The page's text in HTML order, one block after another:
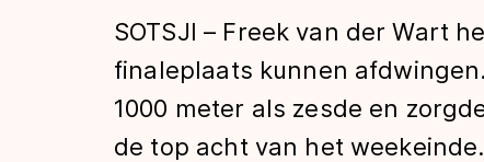
Tijden & historie
De weg op
SOTSJI – Freek van der Wart
finaleplaats kunnen
1000 meter als zesde en
de top acht van het weekeinde.